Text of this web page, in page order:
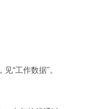
“工作数据"。